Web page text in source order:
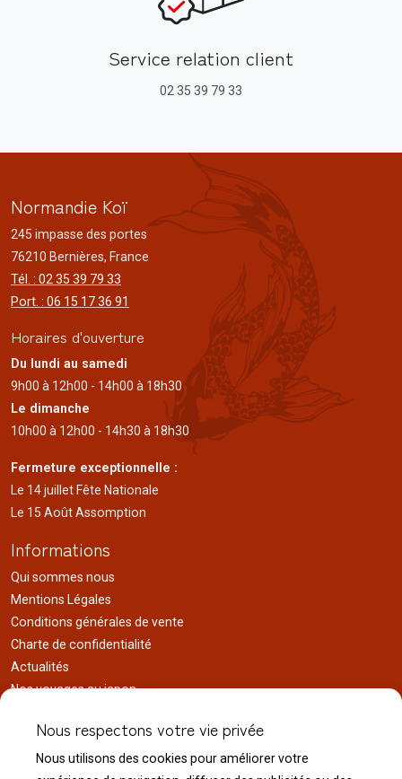
Service relation client
02 35 39 79 33
Normandie Koï
245 impasse des portes
76210 Bernières, France
Tél. : 02 35 39 79 33
Port. : 06 15 17 36 91
Horaires d'ouverture
Du lundi au samedi
9h00 à 12h00 - 14h00 à 18h30
Le dimanche
10h00 à 12h00 - 14h30 à 18h30
Fermeture exceptionnelle :
Le 14 juillet Fête Nationale
Le 15 Août Assomption
Informations
Qui sommes nous
Mentions Légales
Conditions générales de vente
Charte de confidentialité
Actualités
Nos voyages au japon
Liens utiles
Service client
Nous respectons votre vie privée
Nous utilisons des cookies pour améliorer votre